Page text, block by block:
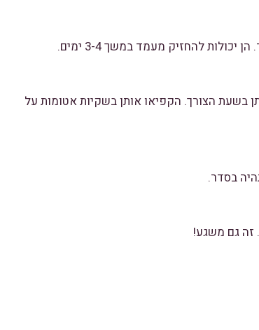
להחזיק מעמד במשך 3-4 ימים.
בשעת הצורך. הקפיאו אותן בשקיות אטומות על
בסדר.
זה גם משגע!